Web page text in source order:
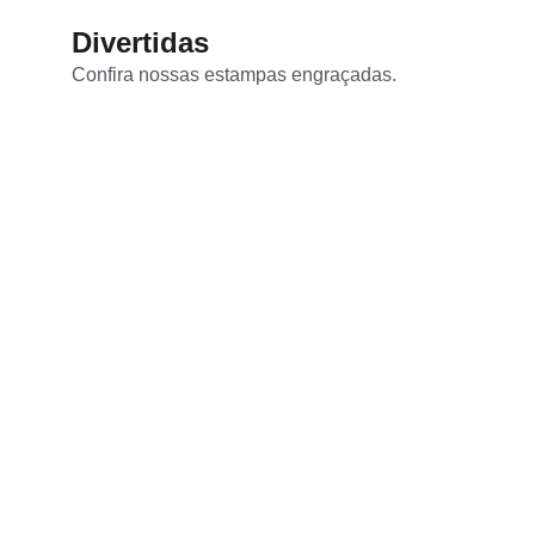
Divertidas
Confira nossas estampas engraçadas.